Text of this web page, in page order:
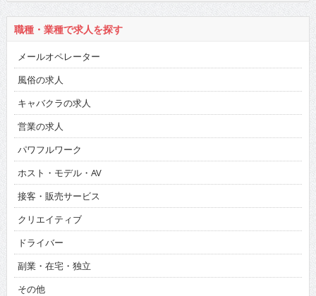
職種・業種で求人を探す
メールオペレーター
風俗の求人
キャバクラの求人
営業の求人
パワフルワーク
ホスト・モデル・AV
接客・販売サービス
クリエイティブ
ドライバー
副業・在宅・独立
その他